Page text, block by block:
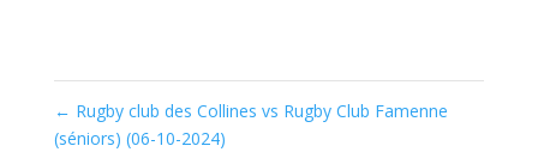
← Rugby club des Collines vs Rugby Club Famenne
(séniors) (06-10-2024)